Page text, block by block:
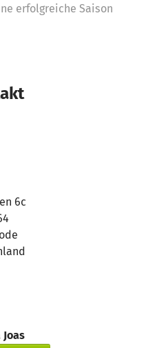
erfolgreiche Saison
6c